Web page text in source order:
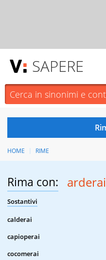
SAPERE
HOME RIME
Rima con: arderai
Sostantivi
calderai
capioperai
cocomerai